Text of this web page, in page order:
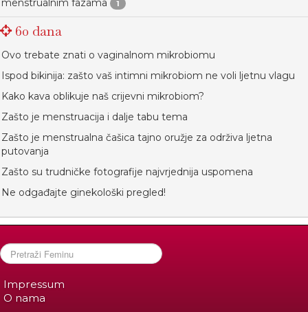
menstrualnim fazama
1
60 dana
Ovo trebate znati o vaginalnom mikrobiomu
Ispod bikinija: zašto vaš intimni mikrobiom ne voli ljetnu vlagu
Kako kava oblikuje naš crijevni mikrobiom?
Zašto je menstruacija i dalje tabu tema
Zašto je menstrualna čašica tajno oružje za održiva ljetna
putovanja
Zašto su trudničke fotografije najvrjednija uspomena
Ne odgađajte ginekološki pregled!
Impressum
O nama